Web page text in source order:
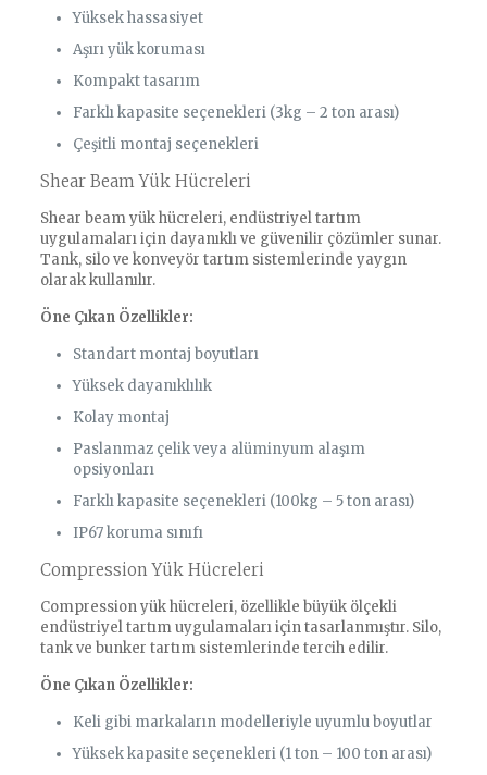
Yüksek hassasiyet
Aşırı yük koruması
Kompakt tasarım
Farklı kapasite seçenekleri (3kg – 2 ton arası)
Çeşitli montaj seçenekleri
Shear Beam Yük Hücreleri
Shear beam yük hücreleri, endüstriyel tartım
uygulamaları için dayanıklı ve güvenilir çözümler sunar.
Tank, silo ve konveyör tartım sistemlerinde yaygın
olarak kullanılır.
Öne Çıkan Özellikler:
Standart montaj boyutları
Yüksek dayanıklılık
Kolay montaj
Paslanmaz çelik veya alüminyum alaşım
opsiyonları
Farklı kapasite seçenekleri (100kg – 5 ton arası)
IP67 koruma sınıfı
Compression Yük Hücreleri
Compression yük hücreleri, özellikle büyük ölçekli
endüstriyel tartım uygulamaları için tasarlanmıştır. Silo,
tank ve bunker tartım sistemlerinde tercih edilir.
Öne Çıkan Özellikler:
Keli gibi markaların modelleriyle uyumlu boyutlar
Yüksek kapasite seçenekleri (1 ton – 100 ton arası)